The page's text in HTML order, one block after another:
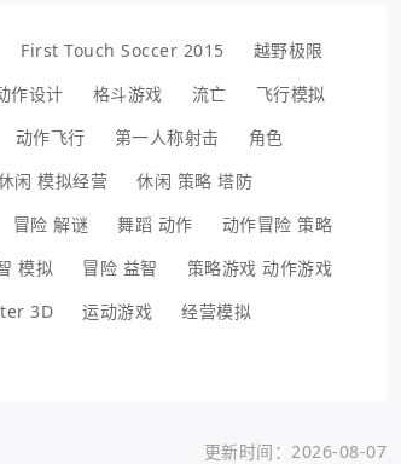
First Touch Soccer 2015
越野极限
作设计 格斗游戏 流亡
飞行模拟
动作飞行 第一人称射击
角色
闲 模拟经营
休闲 策略 塔防
冒险 解谜 舞蹈 动作
动作冒险 策略
模拟 冒险 益智
策略游戏 动作游戏
3D 运动游戏
经营模拟
更新时间：2026-08-07